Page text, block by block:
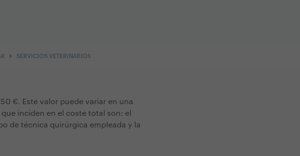
arrow_right SERVICIOS VETERINARIOS
€. Este valor puede variar en una
inciden en el coste total son: el
de técnica quirúrgica empleada y la